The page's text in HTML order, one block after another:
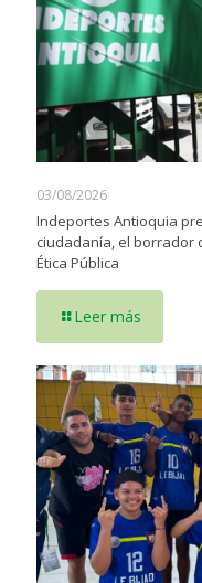
03/08/2026
Indeportes Antioquia
ciudadanía, el borrador
Ética Pública
Leer más